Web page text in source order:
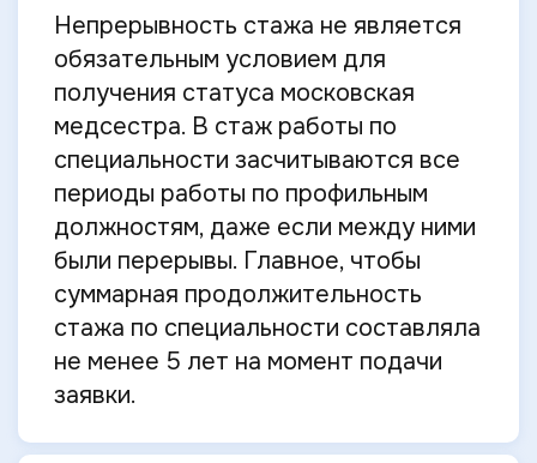
Непрерывность стажа не является
обязательным условием для
получения статуса московская
медсестра. В стаж работы по
специальности засчитываются все
периоды работы по профильным
должностям, даже если между ними
были перерывы. Главное, чтобы
суммарная продолжительность
стажа по специальности составляла
не менее 5 лет на момент подачи
заявки.